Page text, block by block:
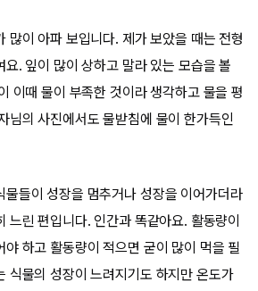
많이 아파 보입니다. 제가 보았을 때는 전형
. 잎이 많이 상하고 말라 있는 모습을 볼
이때 물이 부족한 것이라 생각하고 물을 평
님의 사진에서도 물받침에 물이 한가득인
물들이 성장을 멈추거나 성장을 이어가더라
느린 편입니다. 인간과 똑같아요. 활동량이
야 하고 활동량이 적으면 굳이 많이 먹을 필
식물의 성장이 느려지기도 하지만 온도가